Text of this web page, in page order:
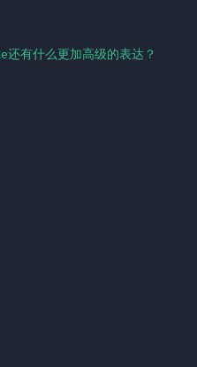
还有什么更加高级的表达？